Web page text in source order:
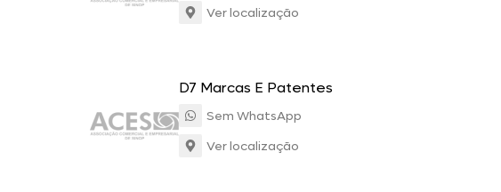
Ver localização
D7 Marcas E Patentes
Sem WhatsApp
Ver localização